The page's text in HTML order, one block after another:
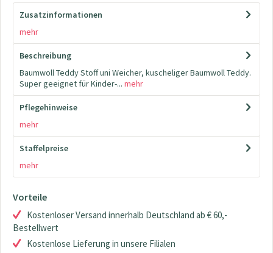
Zusatzinformationen
mehr
Beschreibung
Baumwoll Teddy Stoff uni Weicher, kuscheliger Baumwoll Teddy.
Super geeignet für Kinder-... mehr
Pflegehinweise
mehr
Staffelpreise
mehr
Vorteile
Kostenloser Versand innerhalb Deutschland ab € 60,-
Bestellwert
Kostenlose Lieferung in unsere Filialen